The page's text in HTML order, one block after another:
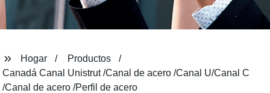
Hogar
Productos
Canadá Canal Unistrut /Canal de acero /Canal U/Canal C
/Canal de acero /Perfil de acero